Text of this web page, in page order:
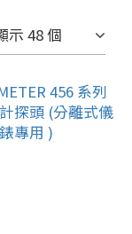
示 48 個